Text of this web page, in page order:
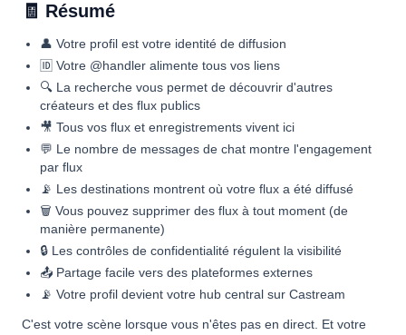
🧾 Résumé
👤 Votre profil est votre identité de diffusion
🆔 Votre @handler alimente tous vos liens
🔍 La recherche vous permet de découvrir d'autres
créateurs et des flux publics
🎥 Tous vos flux et enregistrements vivent ici
💬 Le nombre de messages de chat montre l'engagement
par flux
📡 Les destinations montrent où votre flux a été diffusé
🗑 Vous pouvez supprimer des flux à tout moment (de
manière permanente)
🔒 Les contrôles de confidentialité régulent la visibilité
📤 Partage facile vers des plateformes externes
📡 Votre profil devient votre hub central sur Castream
C'est votre scène lorsque vous n'êtes pas en direct. Et votre